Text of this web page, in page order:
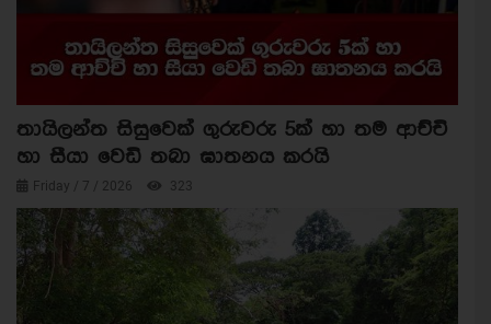
තායිලන්ත සිසුවෙක් ගුරුවරු 5ක් හා තම ආච්චි
හා සීයා වෙඩි තබා ඝාතනය කරයි
Friday / 7 / 2026 323